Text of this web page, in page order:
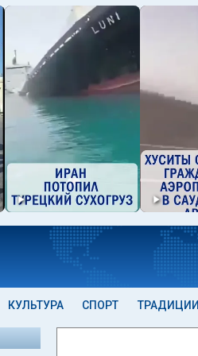
КУЛЬТУРА СПОРТ ТРАДИЦИИ